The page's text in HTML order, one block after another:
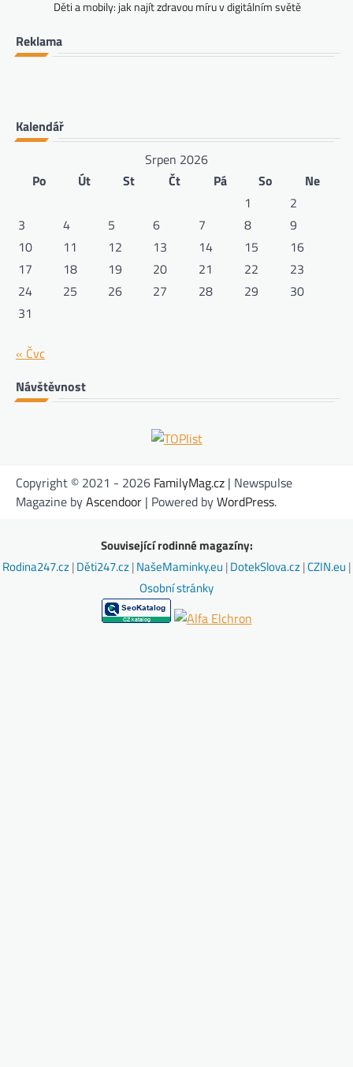
Děti a mobily: jak najít zdravou míru v digitálním světě
Reklama
Kalendář
Srpen 2026
Po
Út St Čt Pá So
Ne
1
2
3
4 5 6 7 8
9
10
11 12 13 14 15
16
17
18 19 20 21 22
23
24
25 26 27 28 29
30
31
« Čvc
Návštěvnost
Copyright © 2021 - 2026 FamilyMag.cz | Newspulse
Magazine byAscendoor | Powered byWordPress.
Související rodinné magazíny:
Rodina247.cz|Děti247.cz|NašeMaminky.eu |DotekSlova.cz|CZIN.eu |
Osobní stránky